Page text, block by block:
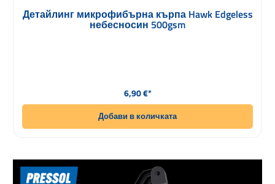
Средна оценка за 5 от 5 звезди
Детайлинг микрофибърна кърпа Hawk Edgeless
небесносин 500gsm
Редовна цена:
6,90 €*
Добави в количката